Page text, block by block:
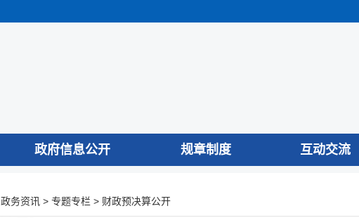
政府信息公开 规章制度 互动交流
政务资讯 > 专题专栏 > 财政预决算公开